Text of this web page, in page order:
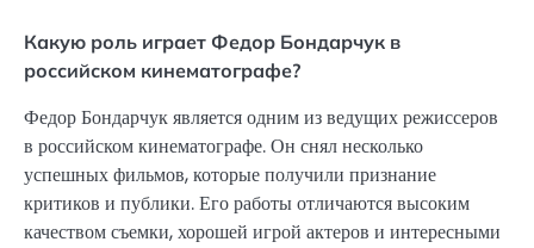
Какую роль играет Федор Бондарчук в
российском кинематографе?
Федор Бондарчук является одним из ведущих режиссеров
в российском кинематографе. Он снял несколько
успешных фильмов, которые получили признание
критиков и публики. Его работы отличаются высоким
качеством съемки, хорошей игрой актеров и интересными